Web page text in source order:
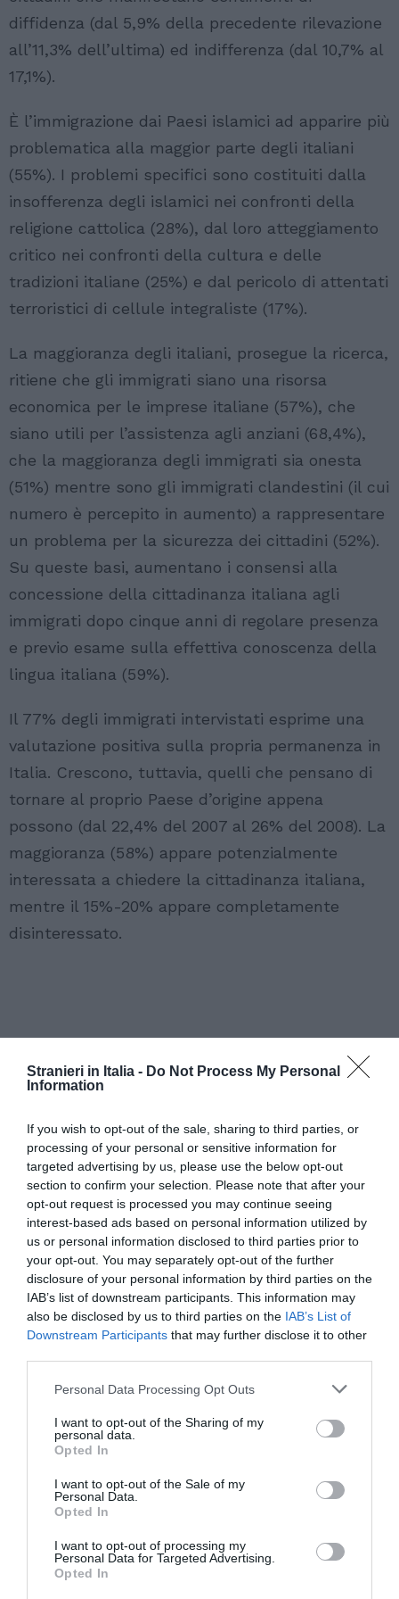
Stranieri in Italia - Do Not Process My Personal
Information
If you wish to opt-out of the sale, sharing to third parties, or
processing of your personal or sensitive information for
targeted advertising by us, please use the below opt-out
section to confirm your selection. Please note that after your
opt-out request is processed you may continue seeing
interest-based ads based on personal information utilized by
us or personal information disclosed to third parties prior to
your opt-out. You may separately opt-out of the further
disclosure of your personal information by third parties on the
IAB’s list of downstream participants. This information may
also be disclosed by us to third parties on the IAB’s List of
Downstream Participants that may further disclose it to other
Personal Data Processing Opt Outs
I want to opt-out of the Sharing of my
personal data.
Opted In
I want to opt-out of the Sale of my
Personal Data.
Opted In
I want to opt-out of processing my
Personal Data for Targeted Advertising.
Opted In
diffidenza (dal 5,9% della precedente rilevazione
all’11,3% dell’ultima) ed indifferenza (dal 10,7% al
17,1%).
È l’immigrazione dai Paesi islamici ad apparire più
problematica alla maggior parte degli italiani
(55%). I problemi specifici sono costituiti dalla
insofferenza degli islamici nei confronti della
religione cattolica (28%), dal loro atteggiamento
critico nei confronti della cultura e delle
tradizioni italiane (25%) e dal pericolo di attentati
terroristici di cellule integraliste (17%).
La maggioranza degli italiani, prosegue la ricerca,
ritiene che gli immigrati siano una risorsa
economica per le imprese italiane (57%), che
siano utili per l’assistenza agli anziani (68,4%),
che la maggioranza degli immigrati sia onesta
(51%) mentre sono gli immigrati clandestini (il cui
numero è percepito in aumento) a rappresentare
un problema per la sicurezza dei cittadini (52%).
Su queste basi, aumentano i consensi alla
concessione della cittadinanza italiana agli
immigrati dopo cinque anni di regolare presenza
e previo esame sulla effettiva conoscenza della
lingua italiana (59%).
Il 77% degli immigrati intervistati esprime una
valutazione positiva sulla propria permanenza in
Italia. Crescono, tuttavia, quelli che pensano di
tornare al proprio Paese d’origine appena
possono (dal 22,4% del 2007 al 26% del 2008). La
maggioranza (58%) appare potenzialmente
interessata a chiedere la cittadinanza italiana,
mentre il 15%-20% appare completamente
disinteressato.
Oltre il 70% esprime soddisfazione nei confronti
del proprio lavoro. Il restante 30% scarso è
insoddisfatto (12%) e non soddisfatto ma
neppure insoddisfatto (17%). I principali motivi di
insoddisfazione sono la scarsa remunerazione e
con il 46%), seguiti dal fatto che si tratta di un
lavoro faticoso (37%) e senza un regolare